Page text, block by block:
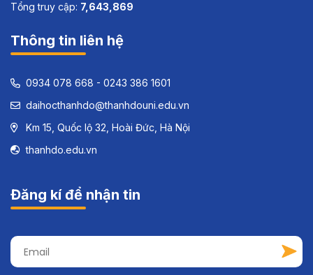
Tổng truy cập: 7,643,869
Thông tin liên hệ
0934 078 668 - 0243 386 1601
daihocthanhdo@thanhdouni.edu.vn
Km 15, Quốc lộ 32, Hoài Đức, Hà Nội
thanhdo.edu.vn
Đăng kí để nhận tin